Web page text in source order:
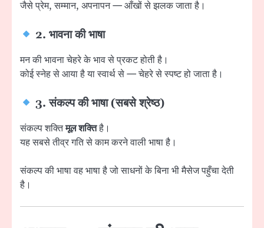
जैसे प्रेम, सम्मान, अपनापन — आँखों से झलक जाता है।
2. भावना की भाषा
मन की भावना चेहरे के भाव से प्रकट होती है।
कोई स्नेह से आया है या स्वार्थ से — चेहरे से स्पष्ट हो जाता है।
3. संकल्प की भाषा (सबसे श्रेष्ठ)
संकल्प शक्तिमूल शक्तिहै।
यह सबसे तीव्र गति से काम करने वाली भाषा है।
संकल्प की भाषा वह भाषा है जो साधनों के बिना भी मैसेज पहुँचा देती
है।